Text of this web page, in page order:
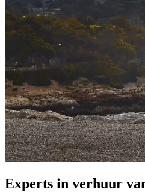
Experts in verhuur